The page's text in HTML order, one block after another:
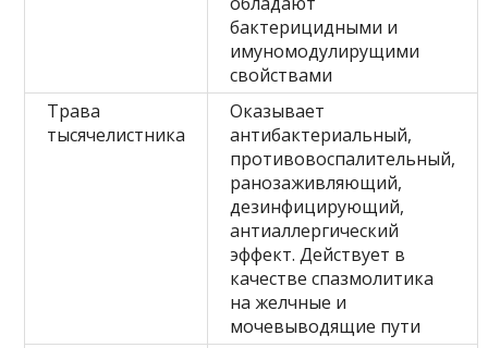
бактерицидными и
имуномодулирущими
свойствами
Трава
тысячелистника
Оказывает
антибактериальный,
противовоспалительный,
ранозаживляющий,
дезинфицирующий,
антиаллергический
эффект. Действует в
качестве спазмолитика
на желчные и
мочевыводящие пути